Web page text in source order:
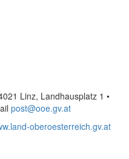
Linz, Landhausplatz 1 •
post@ooe.gv.at
oberoesterreich.gv.at